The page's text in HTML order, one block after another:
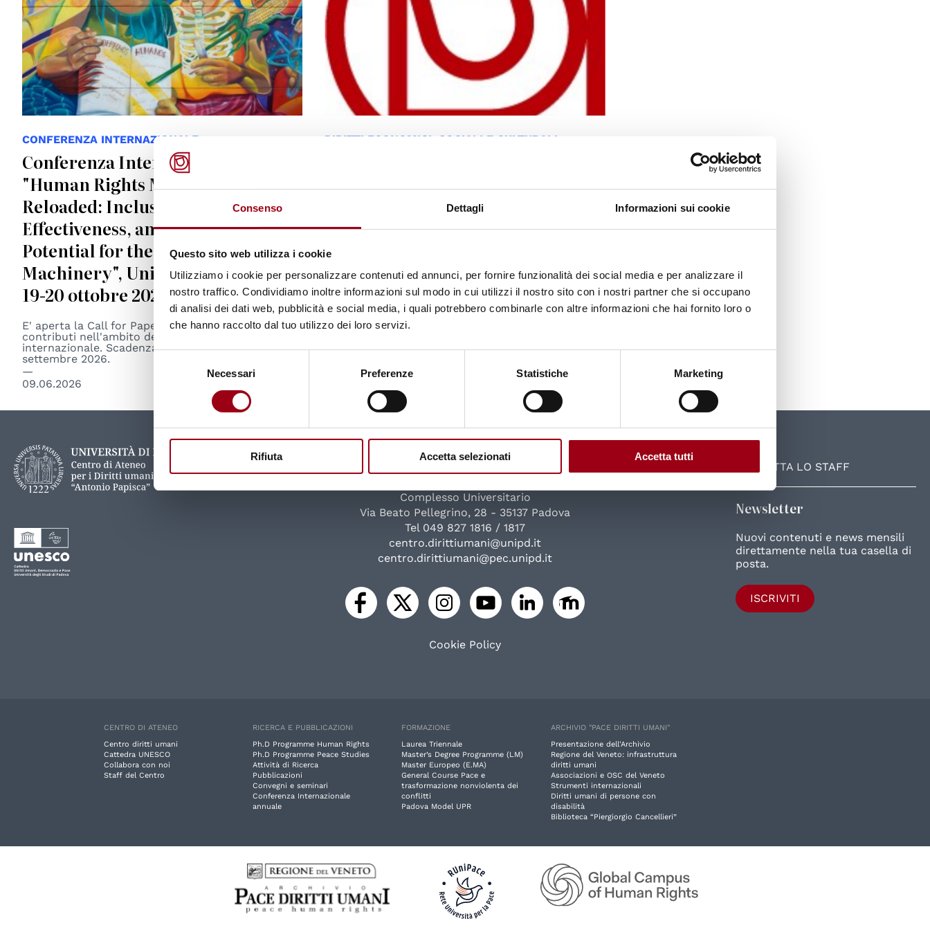
Consenso Dettagli Informazioni sui cookie
Questo sito web utilizza i cookie
Utilizziamo i cookie per personalizzare contenuti ed annunci, per fornire funzionalità dei social media e per analizzare il
nostro traffico. Condividiamo inoltre informazioni sul modo in cui utilizzi il nostro sito con i nostri partner che si occupano
di analisi dei dati web, pubblicità e social media, i quali potrebbero combinarle con altre informazioni che hai fornito loro o
che hanno raccolto dal tuo utilizzo dei loro servizi.
Necessari Preferenze Statistiche Marketing
Rifiuta Accetta selezionati Accetta tutti
CONFERENZA INTERNAZIONALE
Conferenza Internazionale
"Human Rights Monitoring
Reloaded: Inclusiveness,
Effectiveness, and Transformative
Potential for the International
Machinery", Università di Padova,
19-20 ottobre 2026
E' aperta la Call for Papers per presentare
contributi nell'ambito della Conferenza
internazionale. Scadenza presentazione : 1
settembre 2026.
09.06.2026
DIRITTI ECONOMICI, SOCIALI E CULTURALI
supporto dei corsi della Scuola di
specializzazione in Istituzioni e
tecniche di tutela dei diritti
umani, Padova, aprile-giugno 1993
01.10.2009
CONTATTA LO STAFF
Newsletter
Nuovi contenuti e news mensili
direttamente nella tua casella di
posta.
ISCRIVITI
Università degli Studi di Padova
Complesso Universitario
Via Beato Pellegrino, 28 - 35137 Padova
Tel 049 827 1816 / 1817
centro.dirittiumani@unipd.it
centro.dirittiumani@pec.unipd.it
Cookie Policy
CENTRO DI ATENEO
Centro diritti umani
Cattedra UNESCO
Collabora con noi
Staff del Centro
RICERCA E PUBBLICAZIONI
Ph.D Programme Human Rights
Ph.D Programme Peace Studies
Attività di Ricerca
Pubblicazioni
Convegni e seminari
Conferenza Internazionale
annuale
FORMAZIONE
Laurea Triennale
Master’s Degree Programme (LM)
Master Europeo (E.MA)
General Course Pace e
trasformazione nonviolenta dei
conflitti
Padova Model UPR
ARCHIVIO "PACE DIRITTI UMANI"
Presentazione dell'Archivio
Regione del Veneto: infrastruttura
diritti umani
Associazioni e OSC del Veneto
Strumenti internazionali
Diritti umani di persone con
disabilità
Biblioteca “Piergiorgio Cancellieri”